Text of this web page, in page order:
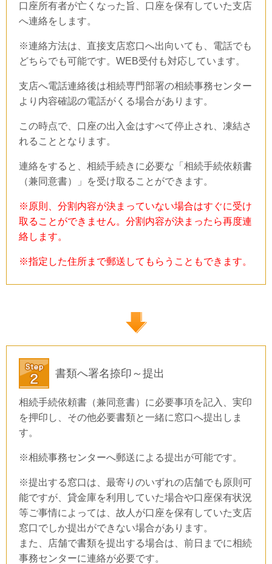
口座所有者が亡くなった旨、口座を保有していた支店
へ連絡をします。
※連絡方法は、直接支店窓口へ出向いても、電話でも
どちらでも可能です。 WEB受付も対応しています。
支店へ電話連絡後は相続専門部署の相続事務センター
より内容確認の電話がくる場合があります。
この時点で、口座の出入金はすべて停止され、凍結さ
れることとなります。
連絡をすると、相続手続きに必要な「相続手続依頼書
（兼同意書）」を受け取ることができます。
※原則、分割内容が決まっていない場合はすぐに受け
取ることができません。分割内容が決まったら再度連
絡します。
※指定した住所まで郵送してもらうこともできます。
書類へ署名捺印～提出
相続手続依頼書（兼同意書）に必要事項を記入、実印
を押印し、その他必要書類と一緒に窓口へ提出しま
す。
※相続事務センターへ郵送による提出が可能です。
※提出する窓口は、最寄りのいずれの店舗でも原則可
能ですが、貸金庫を利用していた場合や口座保有状況
等ご事情によっては、故人が口座を保有していた支店
窓口でしか提出ができない場合があります。
また、店舗で書類を提出する場合は、前日までに相続
事務センターに連絡が必要です。